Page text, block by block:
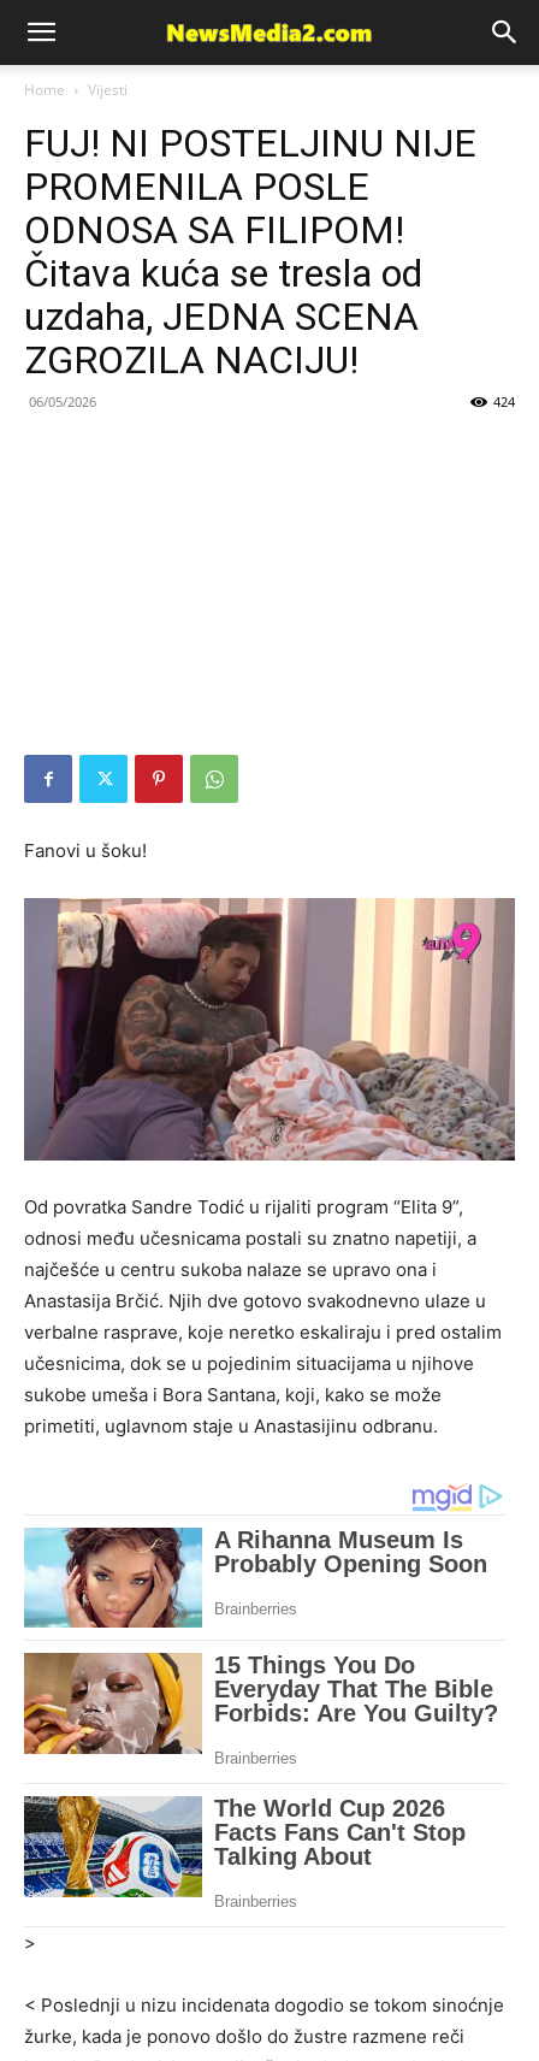
News
Media
Home Vijesti
FUJ! NI POSTELJINU NIJE
PROMENILA POSLE
ODNOSA SA FILIPOM!
Čitava kuća se tresla od
uzdaha, JEDNA SCENA
ZGROZILA NACIJU!
06/05/2026 424
Fanovi u šoku!
Od povratka Sandre Todić u rijaliti program “Elita 9”,
odnosi među učesnicama postali su znatno napetiji, a
najčešće u centru sukoba nalaze se upravo ona i
Anastasija Brčić. Njih dve gotovo svakodnevno ulaze u
verbalne rasprave, koje neretko eskaliraju i pred ostalim
učesnicima, dok se u pojedinim situacijama u njihove
sukobe umeša i Bora Santana, koji, kako se može
primetiti, uglavnom staje u Anastasijinu odbranu.
>
< Poslednji u nizu incidenata dogodio se tokom sinoćnje
žurke, kada je ponovo došlo do žustre razmene reči